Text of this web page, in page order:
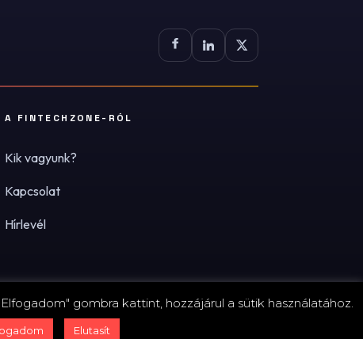
A FINTECHZONE-RÓL
Kik vagyunk?
Kapcsolat
Hírlevél
· Adatvédelmi tájékoztató (PDF) Süti-beállítások
gombra kattint, hozzájárul a sütik használatához.
Elutasít